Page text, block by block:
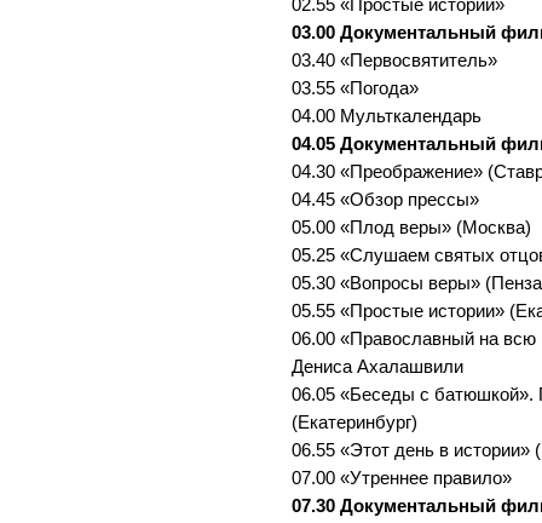
02.55 «Простые истории»
03.00 Документальный
03.40 «Первосвятитель»
03.55 «Погода»
04.00 Мульткалендарь
04.05 Документальный
04.30 «Преображение»
04.45 «Обзор прессы»
05.00 «Плод веры» (Москва)
05.25 «Слушаем святых
05.30 «Вопросы веры»
05.55 «Простые истории»
06.00 «Православный на всю
Дениса Ахалашвили
06.05 «Беседы с батюшкой».
(Екатеринбург)
06.55 «Этот день в истории»
07.00 «Утреннее правило»
07.30 Документальный